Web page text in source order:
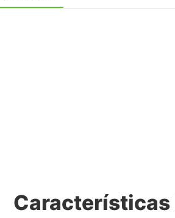
Características